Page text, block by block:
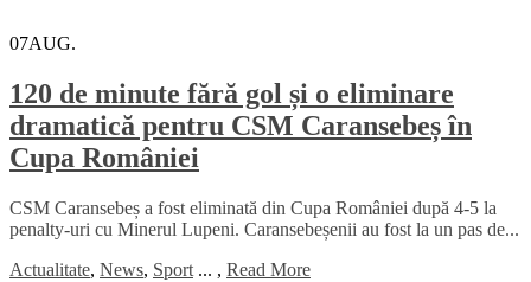
07AUG.
120 de minute fără gol și o eliminare
dramatică pentru CSM Caransebeș în
Cupa României
CSM Caransebeș a fost eliminată din Cupa României după 4-5 la
penalty-uri cu Minerul Lupeni. Caransebeșenii au fost la un pas de...
Actualitate, News, Sport ... , Read More